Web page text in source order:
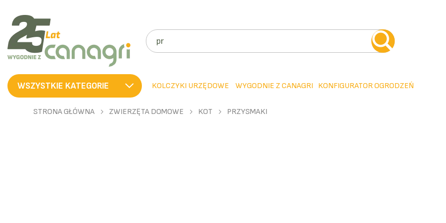
SZUKAJ
WSZYSTKIE KATEGORIE KOLCZYKI URZĘDOWE WYGODNIE Z CANAGRI KONFIGURATOR OGRODZEŃ
STRONA GŁÓWNA ZWIERZĘTA DOMOWE KOT PRZYSMAKI